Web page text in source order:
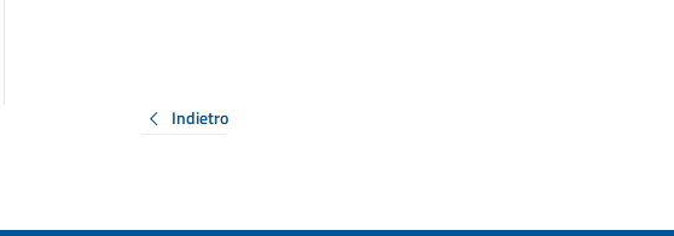
Indietro